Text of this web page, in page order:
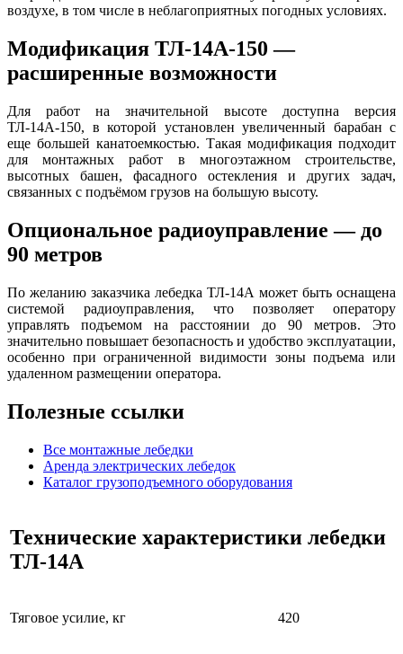
воздухе, в том числе в неблагоприятных погодных условиях.
Модификация ТЛ-14А-150 —
расширенные возможности
Для работ на значительной высоте доступна версия
ТЛ-14А-150, в которой установлен увеличенный барабан с
еще большей канатоемкостью. Такая модификация подходит
для монтажных работ в многоэтажном строительстве,
высотных башен, фасадного остекления и других задач,
связанных с подъёмом грузов на большую высоту.
Опциональное радиоуправление — до
90 метров
По желанию заказчика лебедка ТЛ-14А может быть оснащена
системой радиоуправления, что позволяет оператору
управлять подъемом на расстоянии до 90 метров. Это
значительно повышает безопасность и удобство эксплуатации,
особенно при ограниченной видимости зоны подъема или
удаленном размещении оператора.
Полезные ссылки
Все монтажные лебедки
Аренда электрических лебедок
Каталог грузоподъемного оборудования
Технические характеристики лебедки
ТЛ-14А
Тяговое усилие, кг 420